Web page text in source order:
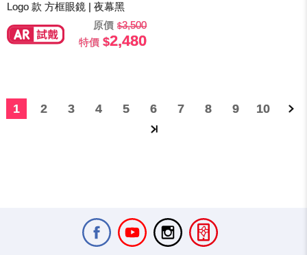
Logo 款 方框眼鏡 | 夜幕黑
原價
3,500
特價
2,480
1 2 3 4 5 6 7 8 9 10